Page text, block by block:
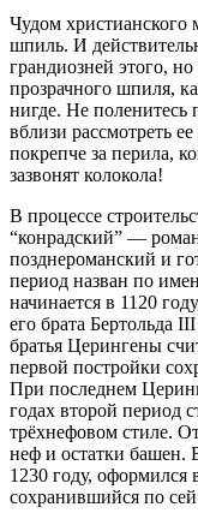
Чудом
шпиль. И
грандиозней этого,
прозрачного шпиля,
нигде. Не поленитесь
вблизи рассмотреть
покрепче за перила,
зазвонят колокола!
В процессе
“конрадский” —
позднероманский и
период назван по
начинается в 1120
его брата Бертольда
братья Церингены
первой постройки
При последнем
годах второй период
трёхнефовом стиле.
неф и остатки башен.
1230 году, оформился
сохранившийся по сей